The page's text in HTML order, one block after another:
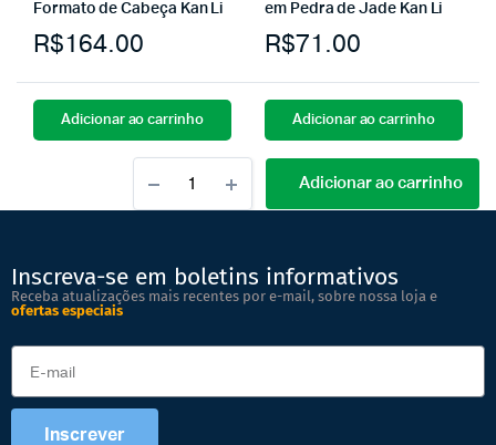
Formato de Cabeça Kan Li
R$164.00
Adicionar ao carrinho
em Pedra de Jade Kan Li
R$71.00
Adicionar ao carrinho
Adicionar ao carrinho
Inscreva-se em boletins informativos
Receba atualizações mais recentes por e-mail, sobre nossa loja e
ofertas especiais
Inscrever